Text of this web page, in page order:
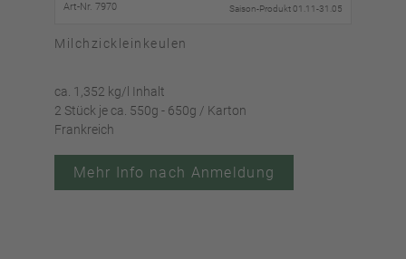
Art-Nr. 7970 Saison-Produkt 01.11-31.05
Milchzickleinkeulen
ca. 1,352 kg/l Inhalt
2 Stück je ca. 550g - 650g / Karton
Frankreich
Mehr Info nach Anmeldung